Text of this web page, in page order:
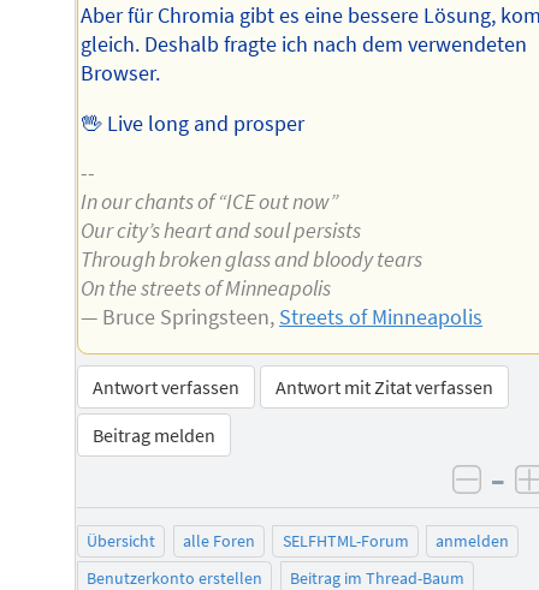
Aber für Chromia gibt es eine bessere Lösung,
gleich. Deshalb fragte ich nach dem verwendeten
Browser.
🖖 Live long and prosper
--
In our chants of “ICE out now”
Our city’s heart and soul persists
Through broken glass and bloody tears
On the streets of Minneapolis
— Bruce Springsteen, Streets of Minneapolis
Antwort verfassen
Antwort mit Zitat verfassen
Beitrag melden
–
Übersicht alle Foren SELFHTML-Forum
anmelden
Benutzerkonto erstellen
Beitrag im Thread-Baum